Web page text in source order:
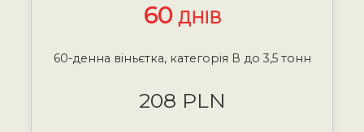
60 ДНІВ
60-денна віньєтка, категорія В до 3,5 тонн
208 PLN